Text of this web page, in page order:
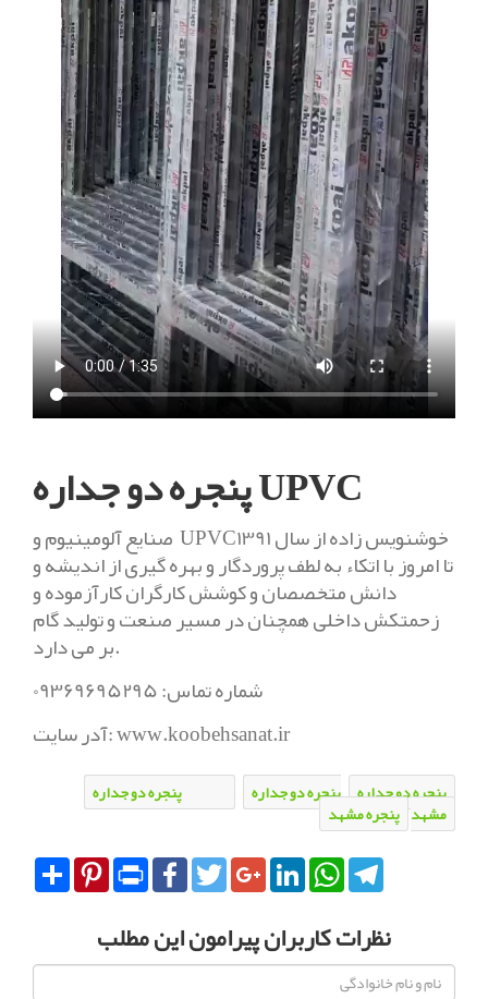
پنجره دو جداره UPVC
صنایع آلومینیوم و UPVCخوشنویس زاده از سال 1391
تا امروز با اتکاء به لطف پروردگار و بهره گیری از اندیشه و
دانش متخصصان و کوشش کارگران کارآزموده و
زحمتکش داخلی همچنان در مسیر صنعت و تولید گام
بر می دارد.
شماره تماس: 09369695295
آدر سایت: www.koobehsanat.ir
پنجره دو جداره پنجره دو جداره
مشهد پنجره مشهد
SharePinterestPrint FacebookTwitterGoogle+LinkedInWhatsApp
نظرات کاربران پیرامون این مطلب